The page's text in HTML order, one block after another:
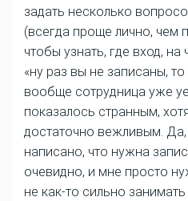
задать несколько
(всегда проще лично, чем
чтобы узнать, где вход, на
«ну раз вы не записаны,
вообще сотрудница уже
показалось странным,
достаточно вежливым.
написано, что нужна
очевидно, и мне просто
не как-то сильно